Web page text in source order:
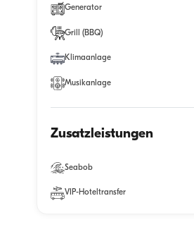
Generator
Grill (BBQ)
Klimaanlage
Musikanlage
Zusatzleistungen
Seabob
VIP-Hoteltransfer